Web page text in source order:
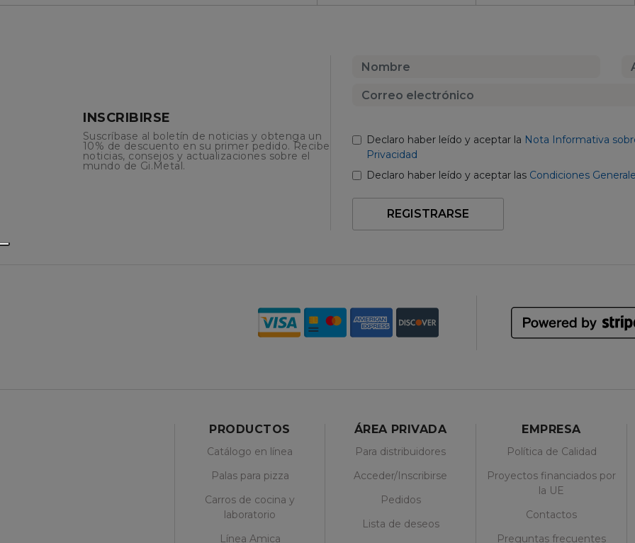
INSCRIBIRSE
Suscríbase al boletín de noticias y obtenga un
10% de descuento en su primer pedido. Recibe
noticias, consejos y actualizaciones sobre el
mundo de Gi.Metal.
Declaro haber leído y aceptar la Nota Informativa
Privacidad
Declaro haber leído y aceptar las Condiciones
REGISTRARSE
PRODUCTOS
Catálogo en línea
Palas para pizza
Carros de cocina y
laboratorio
Línea Amica
ÁREA PRIVADA
Para distribuidores
Acceder/Inscribirse
Pedidos
Lista de deseos
EMPRESA
Política de Calidad
Proyectos financiados por
la UE
Contactos
Preguntas frecuentes